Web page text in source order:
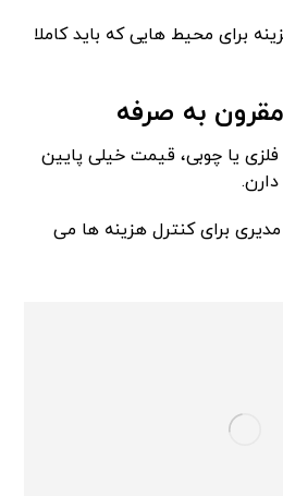
برای محیط هایی که باید کاملا
به صرفه
یا چوبی، قیمت خیلی پایین
برای کنترل هزینه ها می